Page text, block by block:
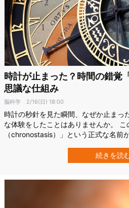
時計が止まった？時間の錯覚
思議な仕組み
脳科学 2/16(日) 18:00
時計の秒針を見た瞬間、なぜか止まっ
な体験をしたことはありませんか。
（chronostasis）」という正式な名前
びたように感じる現象は、視覚だけで
が近年の研究で示唆されています。
続きを読